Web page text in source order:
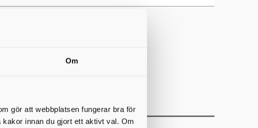
Om
gör att webbplatsen fungerar bra för
innan du gjort ett aktivt val. Om